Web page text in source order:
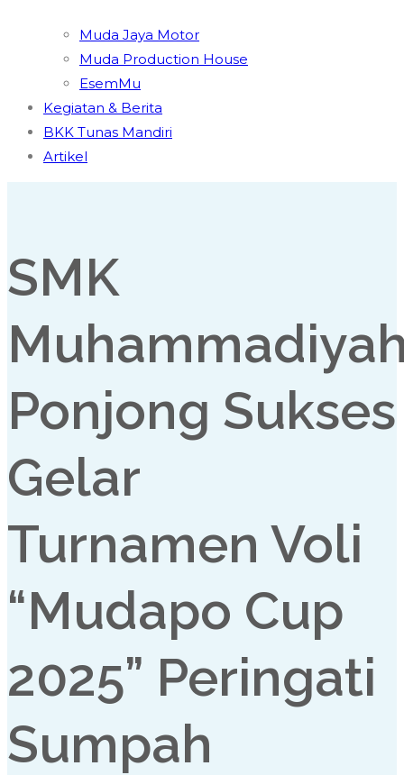
Muda Jaya Motor
Muda Production House
EsemMu
Kegiatan & Berita
BKK Tunas Mandiri
Artikel
SMK
Ponjong Sukses
Gelar
Turnamen Voli
“Mudapo Cup
2025” Peringati
Sumpah